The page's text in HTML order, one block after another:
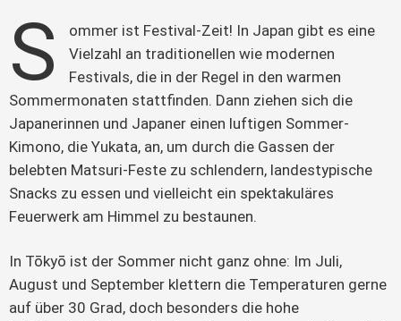
S
ommer ist Festival-Zeit! In Japan gibt es eine
Vielzahl an traditionellen wie modernen
Festivals, die in der Regel in den warmen
Sommermonaten stattfinden. Dann ziehen sich die
Japanerinnen und Japaner einen luftigen Sommer-
Kimono, die Yukata, an, um durch die Gassen der
belebten Matsuri-Feste zu schlendern, landestypische
Snacks zu essen und vielleicht ein spektakuläres
Feuerwerk am Himmel zu bestaunen.
In Tōkyō ist der Sommer nicht ganz ohne: Im Juli,
August und September klettern die Temperaturen gerne
auf über 30 Grad, doch besonders die hohe